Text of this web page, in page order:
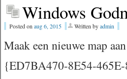
Windows
Posted on aug 6, 2015 Written byadmin
Maak een nieuwe map
{ED7BA470-8E54-